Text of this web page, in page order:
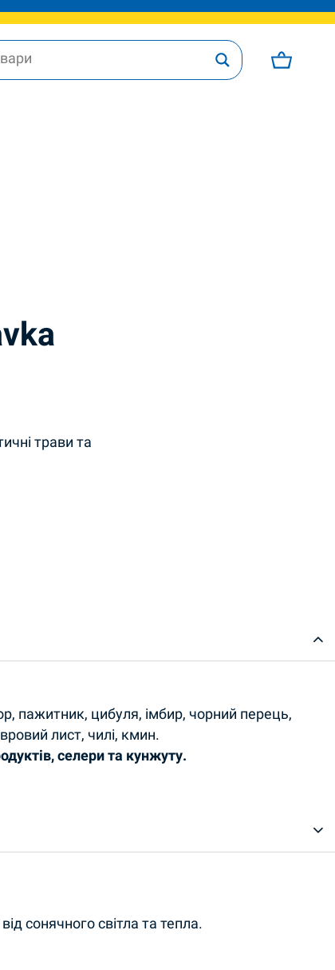
трави та
пажитник, цибуля, імбир, чорний перець,
лист, чилі, кмин.
селери та кунжуту.
сонячного світла та тепла.